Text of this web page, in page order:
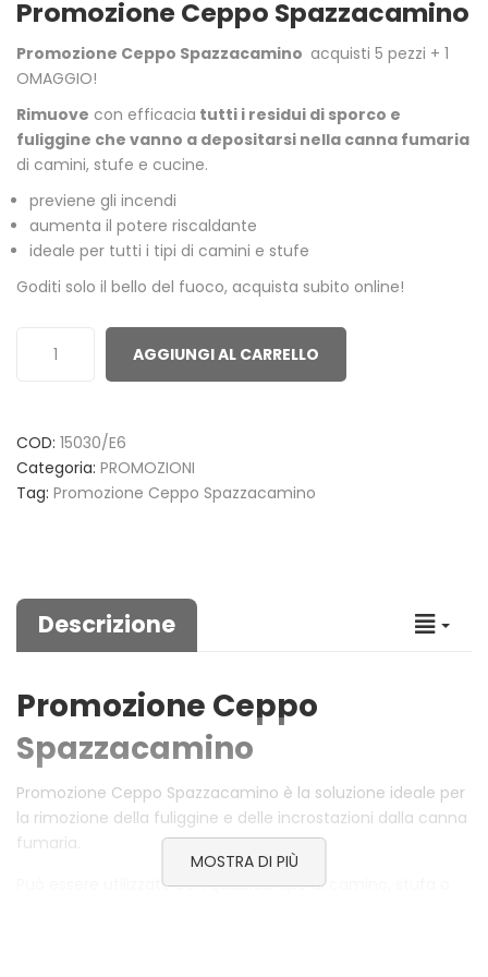
out
based
on
customer
ratings
Promozione Ceppo Spazzacamino
Promozione Ceppo Spazzacamino acquisti 5 pezzi + 1
OMAGGIO!
Rimuove con efficacia tutti i residui di sporco e
fuliggine che vanno a depositarsi nella canna fumaria
di camini, stufe e cucine.
previene gli incendi
aumenta il potere riscaldante
ideale per tutti i tipi di camini e stufe
Goditi solo il bello del fuoco, acquista subito online!
AGGIUNGI AL CARRELLO
COD: 15030/E6
Categoria: PROMOZIONI
Tag: Promozione Ceppo Spazzacamino
Descrizione
Promozione Ceppo
Spazzacamino
Promozione Ceppo Spazzacamino è la soluzione ideale per
la rimozione della fuliggine e delle incrostazioni dalla canna
fumaria.
Può essere utilizzato con qualsiasi tipo di camino, stufa o
MOSTRA DI PIÙ